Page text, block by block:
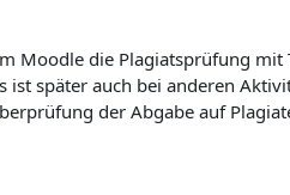
Moodle die Plagiatsprüfung
später auch bei anderen
der Abgabe auf